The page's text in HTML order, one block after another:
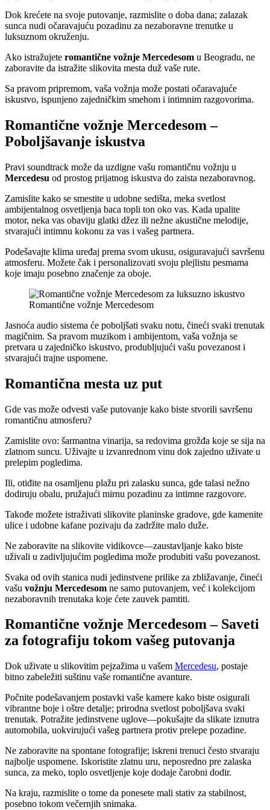
Dok krećete na svoje putovanje, razmislite o doba dana; zalazak
sunca nudi očaravajuću pozadinu za nezaboravne trenutke u
luksuznom okruženju.
Ako istražujete romantične vožnje Mercedesom u Beogradu, ne
zaboravite da istražite slikovita mesta duž vaše rute.
Sa pravom pripremom, vaša vožnja može postati očaravajuće
iskustvo, ispunjeno zajedničkim smehom i intimnim razgovorima.
Romantične vožnje Mercedesom –
Poboljšavanje iskustva
Pravi soundtrack može da uzdigne vašu romantičnu vožnju u
Mercedesu od prostog prijatnog iskustva do zaista nezaboravnog.
Zamislite kako se smestite u udobne sedišta, meka svetlost
ambijentalnog osvetljenja baca topli ton oko vas. Kada upalite
motor, neka vas obaviju glatki džez ili nežne akustične melodije,
stvarajući intimnu kokonu za vas i vašeg partnera.
Podešavajte klima uređaj prema svom ukusu, osiguravajući savršenu
atmosferu. Možete čak i personalizovati svoju plejlistu pesmama
koje imaju posebno značenje za oboje.
Romantične vožnje Mercedesom
Jasnoća audio sistema će poboljšati svaku notu, čineći svaki trenutak
magičnim. Sa pravom muzikom i ambijentom, vaša vožnja se
pretvara u zajedničko iskustvo, produbljujući vašu povezanost i
stvarajući trajne uspomene.
Romantična mesta uz put
Gde vas može odvesti vaše putovanje kako biste stvorili savršenu
romantičnu atmosferu?
Zamislite ovo: šarmantna vinarija, sa redovima grožđa koje se sija na
zlatnom suncu. Uživajte u izvanrednom vinu dok zajedno uživate u
prelepim pogledima.
Ili, otiđite na osamljenu plažu pri zalasku sunca, gde talasi nežno
dodiruju obalu, pružajući mirnu pozadinu za intimne razgovore.
Takođe možete istraživati slikovite planinske gradove, gde kamenite
ulice i udobne kafane pozivaju da zadržite malo duže.
Ne zaboravite na slikovite vidikovce—zaustavljanje kako biste
uživali u zadivljujućim pogledima može produbiti vašu povezanost.
Svaka od ovih stanica nudi jedinstvene prilike za zbližavanje, čineći
vašu vožnju Mercedesom ne samo putovanjem, već i kolekcijom
nezaboravnih trenutaka koje ćete zauvek pamtiti.
Romantične vožnje Mercedesom – Saveti
za fotografiju tokom vašeg putovanja
Dok uživate u slikovitim pejzažima u vašem Mercedesu, postaje
bitno zabeležiti suštinu vaše romantične avanture.
Počnite podešavanjem postavki vaše kamere kako biste osigurali
vibrantne boje i oštre detalje; prirodna svetlost poboljšava svaki
trenutak. Potražite jedinstvene uglove—pokušajte da slikate iznutra
automobila, uokvirujući vašeg partnera protiv prelepe pozadine.
Ne zaboravite na spontane fotografije; iskreni trenuci često stvaraju
najbolje uspomene. Iskoristite zlatnu uru, neposredno pre zalaska
sunca, za meko, toplo osvetljenje koje dodaje čarobni dodir.
Na kraju, razmislite o tome da ponesete mali stativ za stabilnost,
posebno tokom večernjih snimaka.